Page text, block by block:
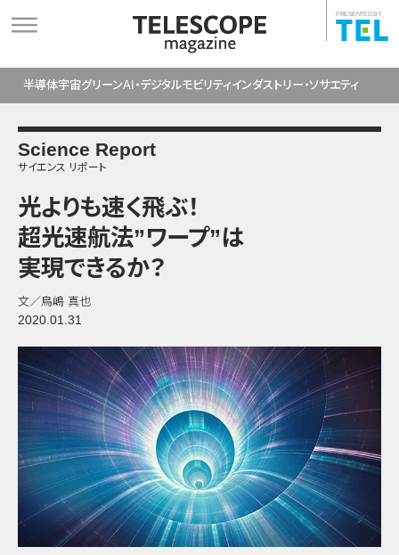
PRESENTED BY
半導体宇宙グリーンAI・デジタルモビリティインダストリー・ソサエティ
Science Report
サイエンス リポート
光よりも速く飛ぶ！
超光速航法”ワープ”は
実現できるか？
文／鳥嶋 真也
2020.01.31